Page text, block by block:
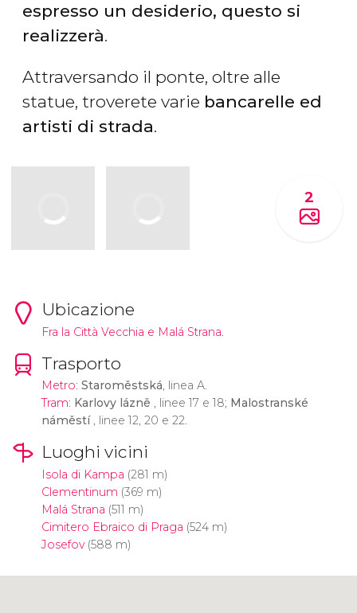
espresso un desiderio, questo si
realizzerà.
Attraversando il ponte, oltre alle
statue, troverete varie bancarelle ed
artisti di strada.
2
Ubicazione
Fra la Città Vecchia e Malá Strana.
Trasporto
Metro: Staroměstská, linea A.
Tram: Karlovy lázně , linee 17 e 18; Malostranské
náměstí , linee 12, 20 e 22.
Luoghi vicini
Isola di Kampa (281 m)
Clementinum (369 m)
Malá Strana (511 m)
Cimitero Ebraico di Praga (524 m)
Josefov(588 m)